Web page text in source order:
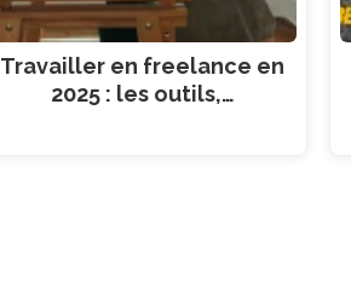
Travailler en freelance en
2025 : les outils,…